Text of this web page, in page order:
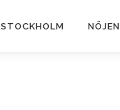
STOCKHOLM NÖJEN